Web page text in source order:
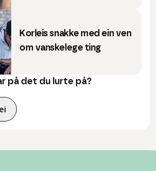
Korleis snakke med ein ven
om vanskelege ting
på det du lurte på?